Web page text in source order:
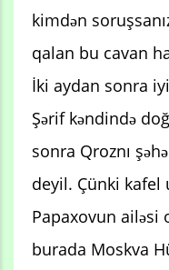
kimdən
qalan bu cavan
İki aydan sonra
Şərif kəndində
sonra Qroznı
deyil. Çünki kafel
Papaxovun ailəsi
burada Moskva